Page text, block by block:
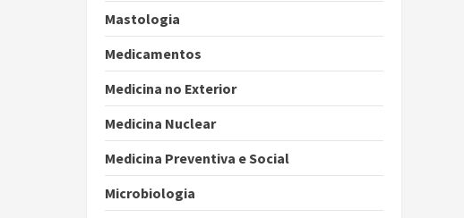
Mastologia
Medicamentos
Medicina no Exterior
Medicina Nuclear
Medicina Preventiva e Social
Microbiologia